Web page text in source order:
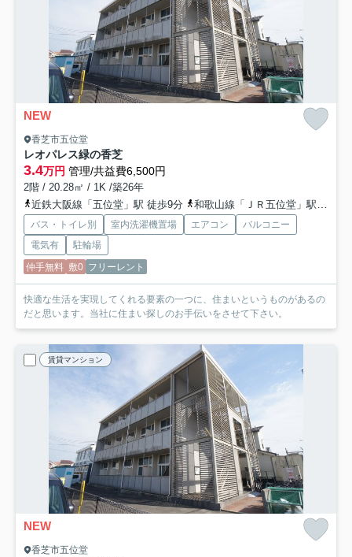
NEW
香芝市五位堂
レオパレス緑の香芝
3.4万円 管理/共益費6,500円
2階 / 20.28㎡ / 1K /築26年
近鉄大阪線「五位堂」駅 徒歩9分
和歌山線「ＪＲ五位堂」駅 徒歩13分
バス・トイレ別 室内洗濯機置場 エアコン
バルコニー
電気有
駐輪場
仲手無料 敷0 フリーレント
快適な生活を実現してくれる要素の一つに、住まいというものがあるの
だと思います。当社に住まい探しのお手伝いをさせて下さい。
賃貸マンション
NEW
香芝市五位堂